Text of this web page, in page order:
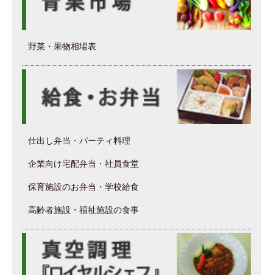
野菜・果物相場表
仕出し弁当・パーティ料理
企業向け宅配弁当・社員食堂
保育施設のお弁当・学校給食
高齢者施設・福祉施設の食事